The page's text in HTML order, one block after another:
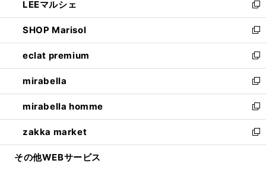
く
で
開
く
ド
ウ
で
開
く
ィ
ン
ド
ウ
で
開
く
い
ウ
ィ
ン
ド
ウ
で
開
く
LEEマルシェ
新
し
い
ウ
ィ
ン
ド
ウ
で
開
く
SHOP Marisol
新
し
い
ウ
ィ
ン
ド
ウ
で
開
eclat premium
新
し
い
ウ
ィ
ン
ド
ウ
mirabella
新
し
い
ウ
ィ
ン
mirabella homme
新
し
い
ウ
zakka market
新
し
その他WEBサービス